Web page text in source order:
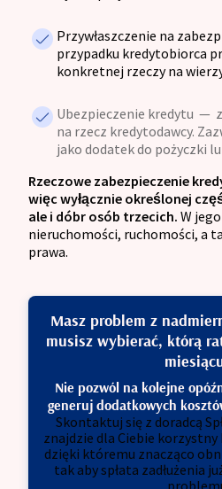
Przywłaszczenie na
przypadku kredytobiorca
konkretnej rzeczy na
Ubezpieczenie kredytu —
na rzecz kredytodawcy.
jako dodatek do pożyczki
Rzeczowe zabezpieczenie
więc wyłącznie określonej
ale i dóbr osób trzecich. W
nieruchomości, ruchomości, a
prawa.
Masz problem z
musisz wybierać, którą
Nie pozwól na kolejne
generuj dodatkowych
Skontaktuj się z doradcą
znajdzie dla Ciebie
dzięki któremu znacząco
tak aby spłata zadłużenia